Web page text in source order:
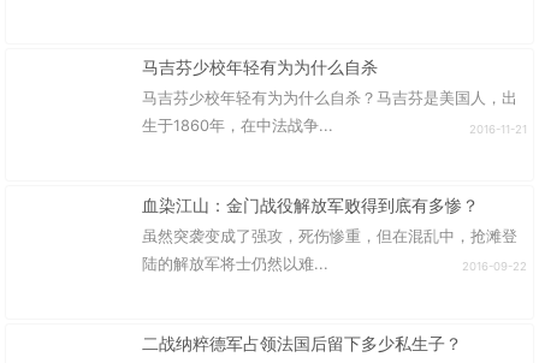
马吉芬少校年轻有为为什么自杀
马吉芬少校年轻有为为什么自杀？马吉芬是美国人，出
生于1860年，在中法战争...
2016-11-21
血染江山：金门战役解放军败得到底有多惨？
虽然突袭变成了强攻，死伤惨重，但在混乱中，抢滩登
陆的解放军将士仍然以难...
2016-09-22
二战纳粹德军占领法国后留下多少私生子？